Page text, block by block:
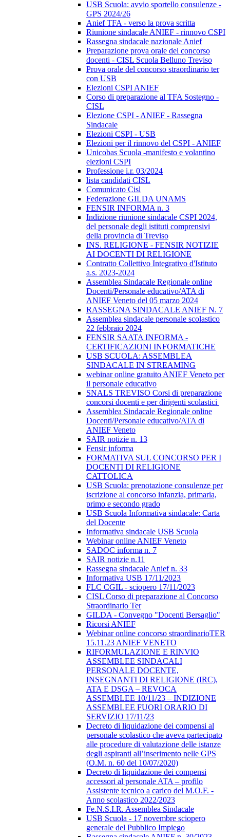
USB Scuola: avvio sportello consulenze -
GPS 2024/26
Anief TFA - verso la prova scritta
Riunione sindacale ANIEF - rinnovo CSPI
Rassegna sindacale nazionale Anief
Preparazione prova orale del concorso
docenti - CISL Scuola Belluno Treviso
Prova orale del concorso straordinario ter
con USB
Elezioni CSPI ANIEF
Corso di preparazione al TFA Sostegno -
CISL
Elezione CSPI - ANIEF - Rassegna
Sindacale
Elezioni CSPI - USB
Elezioni per il rinnovo del CSPI - ANIEF
Unicobas Scuola -manifesto e volantino
elezioni CSPI
Professione i.r. 03/2024
lista candidati CISL
Comunicato Cisl
Federazione GILDA UNAMS
FENSIR INFORMA n. 3
Indizione riunione sindacale CSPI 2024,
del personale degli istituti comprensivi
della provincia di Treviso
INS. RELIGIONE - FENSIR NOTIZIE
AI DOCENTI DI RELIGIONE
Contratto Collettivo Integrativo d'Istituto
a.s. 2023-2024
Assemblea Sindacale Regionale online
Docenti/Personale educativo/ATA di
ANIEF Veneto del 05 marzo 2024
RASSEGNA SINDACALE ANIEF N. 7
Assemblea sindacale personale scolastico
22 febbraio 2024
FENSIR SAATA INFORMA -
CERTIFICAZIONI INFORMATICHE
USB SCUOLA: ASSEMBLEA
SINDACALE IN STREAMING
webinar online gratuito ANIEF Veneto per
il personale educativo
SNALS TREVISO Corsi di preparazione
concorsi docenti e per dirigenti scolastici
Assemblea Sindacale Regionale online
Docenti/Personale educativo/ATA di
ANIEF Veneto
SAIR notizie n. 13
Fensir informa
FORMATIVA SUL CONCORSO PER I
DOCENTI DI RELIGIONE
CATTOLICA
USB Scuola: prenotazione consulenze per
iscrizione al concorso infanzia, primaria,
primo e secondo grado
USB Scuola Informativa sindacale: Carta
del Docente
Informativa sindacale USB Scuola
Webinar online ANIEF Veneto
SADOC informa n. 7
SAIR notizie n.11
Rassegna sindacale Anief n. 33
Informativa USB 17/11/2023
FLC CGIL - sciopero 17/11/2023
CISL Corso di preparazione al Concorso
Straordinario Ter
GILDA - Convegno "Docenti Bersaglio"
Ricorsi ANIEF
Webinar online concorso straordinarioTER
15.11.23 ANIEF VENETO
RIFORMULAZIONE E RINVIO
ASSEMBLEE SINDACALI
PERSONALE DOCENTE,
INSEGNANTI DI RELIGIONE (IRC),
ATA E DSGA – REVOCA
ASSEMBLEE 10/11/23 – INDIZIONE
ASSEMBLEE FUORI ORARIO DI
SERVIZIO 17/11/23
Decreto di liquidazione dei compensi al
personale scolastico che aveva partecipato
alle procedure di valutazione delle istanze
degli aspiranti all’inserimento nelle GPS
(O.M. n. 60 del 10/07/2020)
Decreto di liquidazione dei compensi
accessori al personale ATA – profilo
Assistente tecnico a carico del M.O.F. -
Anno scolastico 2022/2023
Fe.N.S.I.R. Assemblea Sindacale
USB Scuola - 17 novembre sciopero
generale del Pubblico Impiego